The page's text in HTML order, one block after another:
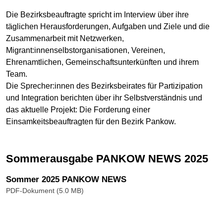
Die Bezirksbeauftragte spricht im Interview über ihre
täglichen Herausforderungen, Aufgaben und Ziele und die
Zusammenarbeit mit Netzwerken,
Migrant:innenselbstorganisationen, Vereinen,
Ehrenamtlichen, Gemeinschaftsunterkünften und ihrem
Team.
Die Sprecher:innen des Bezirksbeirates für Partizipation
und Integration berichten über ihr Selbstverständnis und
das aktuelle Projekt: Die Forderung einer
Einsamkeitsbeauftragten für den Bezirk Pankow.
Sommerausgabe PANKOW NEWS 2025
Sommer 2025 PANKOW NEWS
PDF-Dokument (5.0 MB)